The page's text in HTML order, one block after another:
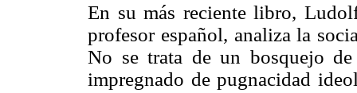
En su más reciente libro,
profesor español, analiza la
No se trata de un bosquejo
impregnado de pugnacidad